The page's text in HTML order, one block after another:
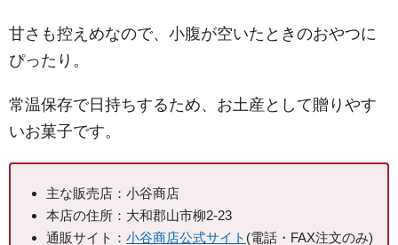
甘さも控えめなので、小腹が空いたときのおやつに
ぴったり。
常温保存で日持ちするため、お土産として贈りやす
いお菓子です。
主な販売店：小谷商店
本店の住所：大和郡山市柳2-23
通販サイト： 小谷商店公式サイト (電話・FAX注文のみ)